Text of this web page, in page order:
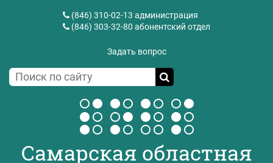
(846) 310-02-13 администрация
(846) 303-32-80 абонентский отдел
Задать вопрос
Самарская областная